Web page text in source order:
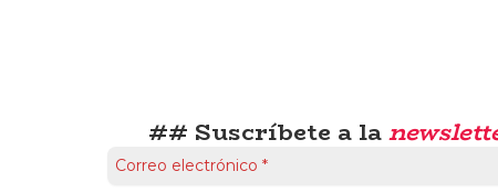
## Suscríbete a la